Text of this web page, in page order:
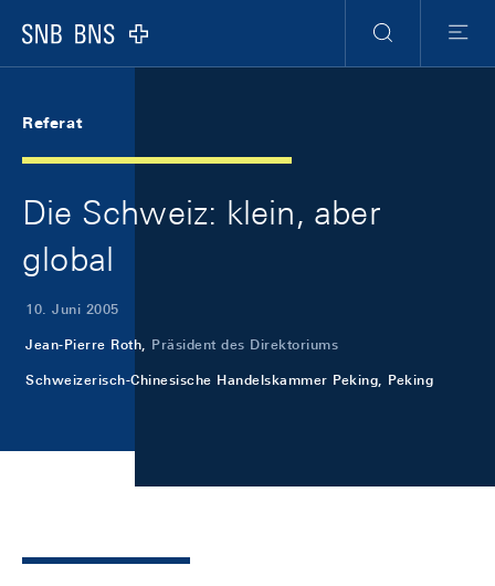
Logo
Suche
Menu
Referat
Die Schweiz: klein, aber
global
10. Juni 2005
Jean-Pierre Roth, Präsident des Direktoriums
Schweizerisch-Chinesische Handelskammer Peking, Peking